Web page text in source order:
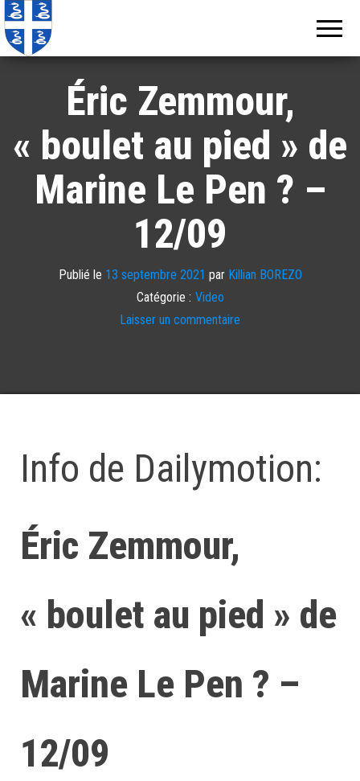
Éric Zemmour,
« boulet au pied » de
Marine Le Pen ? –
12/09
Publié le 13 septembre 2021 par Killian BOREZO
Catégorie : Video
Laisser un commentaire
Info de Dailymotion:
Éric Zemmour,
« boulet au pied » de
Marine Le Pen ? –
12/09